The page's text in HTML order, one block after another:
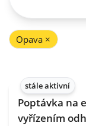
Opava ×
stále aktivní
Poptávka na
vyřízením